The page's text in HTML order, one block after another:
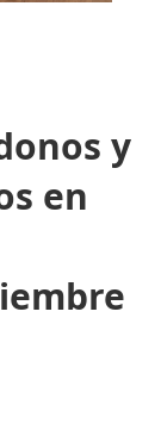
y
en